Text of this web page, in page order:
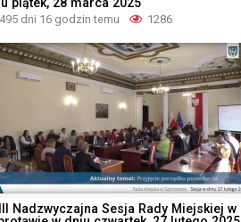
495 dni 16 godzin temu 1286
Nadzwyczajna Sesja Rady Miejskiej w